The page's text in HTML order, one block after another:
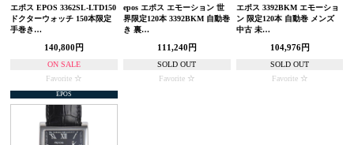
エポス EPOS 3362SL-LTD150
ドクターウォッチ 150本限定
手巻き…
140,800円
ON SALE
Favorite
epos エポス エモーション 世
界限定120本 3392BKM 自動巻
き 裏…
111,240円
SOLD OUT
Favorite
エポス 3392BKM エモーショ
ン 限定120本 自動巻 メンズ
中古 未…
104,976円
SOLD OUT
Favorite
EPOS